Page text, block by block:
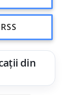
din